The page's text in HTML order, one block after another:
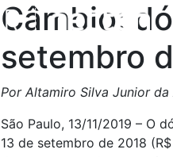
Câmbio:
setembro
Por Altamiro Silva Junior da
São Paulo, 13/11/2019 – O
13 de setembro de 2018